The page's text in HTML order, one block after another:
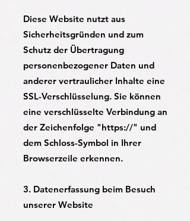
Diese Website nutzt aus
Sicherheitsgründen und zum
Schutz der Übertragung
personenbezogener Daten und
anderer vertraulicher Inhalte eine
SSL-Verschlüsselung. Sie können
eine verschlüsselte Verbindung an
der Zeichenfolge "https://" und
dem Schloss-Symbol in Ihrer
Browserzeile erkennen.
3. Datenerfassung beim Besuch
unserer Website